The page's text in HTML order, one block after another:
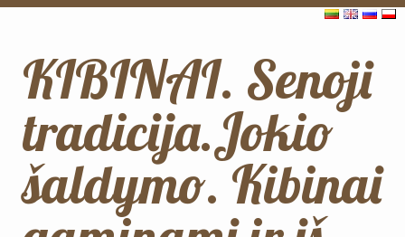
KIBINAI. Senoji
tradicija.Jokio
šaldymo. Kibinai